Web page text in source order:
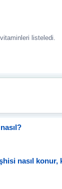
listeledi.
nasıl konur,